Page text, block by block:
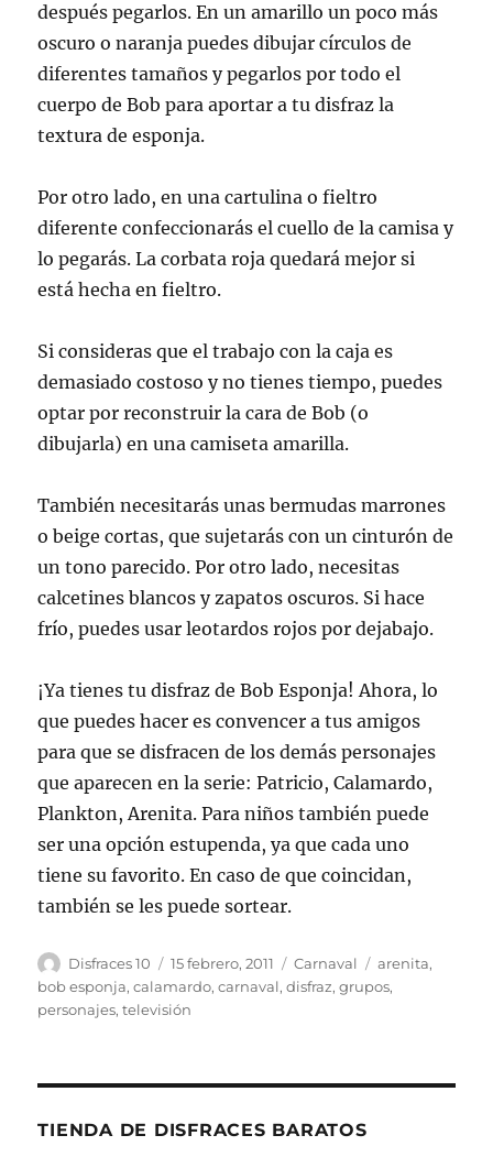
después pegarlos. En un amarillo un poco más
oscuro o naranja puedes dibujar círculos de
diferentes tamaños y pegarlos por todo el
cuerpo de Bob para aportar a tu disfraz la
textura de esponja.
Por otro lado, en una cartulina o fieltro
diferente confeccionarás el cuello de la camisa y
lo pegarás. La corbata roja quedará mejor si
está hecha en fieltro.
Si consideras que el trabajo con la caja es
demasiado costoso y no tienes tiempo, puedes
optar por reconstruir la cara de Bob (o
dibujarla) en una camiseta amarilla.
También necesitarás unas bermudas marrones
o beige cortas, que sujetarás con un cinturón de
un tono parecido. Por otro lado, necesitas
calcetines blancos y zapatos oscuros. Si hace
frío, puedes usar leotardos rojos por dejabajo.
¡Ya tienes tu disfraz de Bob Esponja! Ahora, lo
que puedes hacer es convencer a tus amigos
para que se disfracen de los demás personajes
que aparecen en la serie: Patricio, Calamardo,
Plankton, Arenita. Para niños también puede
ser una opción estupenda, ya que cada uno
tiene su favorito. En caso de que coincidan,
también se les puede sortear.
Autor
Disfraces 10
Publicado
el
15 febrero, 2011 Categorías
Carnaval Etiquetas
arenita,
bob esponja,calamardo,carnaval,disfraz,grupos,
personajes,televisión
TIENDA DE DISFRACES BARATOS